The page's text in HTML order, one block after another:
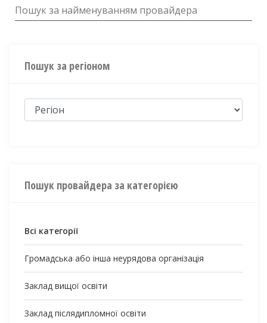
Пошук за найменуванням провайдера
Пошук за регіоном
Пошук провайдера за категорією
Всі категорії
Громадська або інша неурядова організація
Заклад вищої освіти
Заклад післядипломної освіти